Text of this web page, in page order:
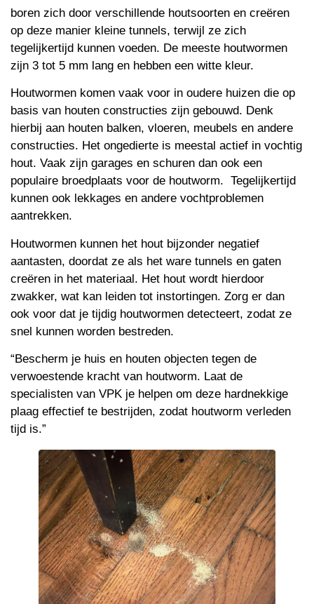
boren zich door verschillende houtsoorten en creëren
op deze manier kleine tunnels, terwijl ze zich
tegelijkertijd kunnen voeden. De meeste houtwormen
zijn 3 tot 5 mm lang en hebben een witte kleur.
Houtwormen komen vaak voor in oudere huizen die op
basis van houten constructies zijn gebouwd. Denk
hierbij aan houten balken, vloeren, meubels en andere
constructies. Het ongedierte is meestal actief in vochtig
hout. Vaak zijn garages en schuren dan ook een
populaire broedplaats voor de houtworm. Tegelijkertijd
kunnen ook lekkages en andere vochtproblemen
aantrekken.
Houtwormen kunnen het hout bijzonder negatief
aantasten, doordat ze als het ware tunnels en gaten
creëren in het materiaal. Het hout wordt hierdoor
zwakker, wat kan leiden tot instortingen. Zorg er dan
ook voor dat je tijdig houtwormen detecteert, zodat ze
snel kunnen worden bestreden.
“Bescherm je huis en houten objecten tegen de
verwoestende kracht van houtworm. Laat de
specialisten van VPK je helpen om deze hardnekkige
plaag effectief te bestrijden, zodat houtworm verleden
tijd is.”